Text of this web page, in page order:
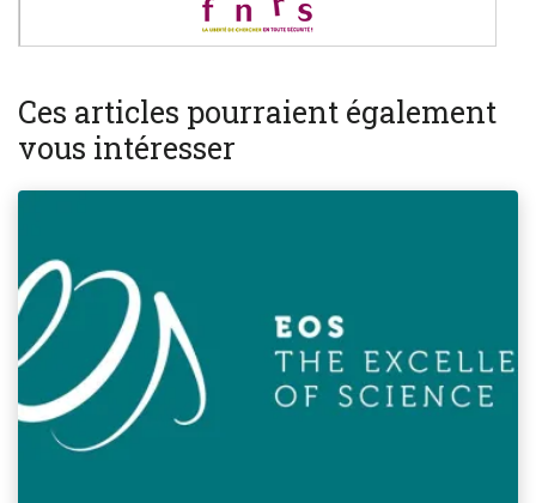
Ces articles pourraient également
vous intéresser